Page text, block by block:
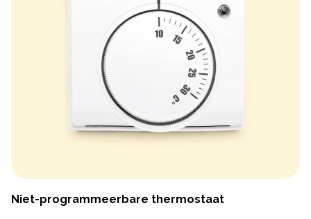
Niet-programmeerbare thermostaat